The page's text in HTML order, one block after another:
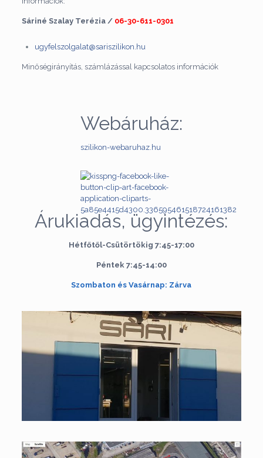
Sáriné Szalay Terézia / 06-30-611-0301
ugyfelszolgalat@sariszilikon.hu
Minőségirányítás, számlázással kapcsolatos információk
Webáruház:
szilikon-webaruhaz.hu
Árukiadás, ügyintézés:
Hétfőtől-Csütörtökig 7:45-17:00
Péntek 7:45-14:00
Szombaton és Vasárnap: Zárva